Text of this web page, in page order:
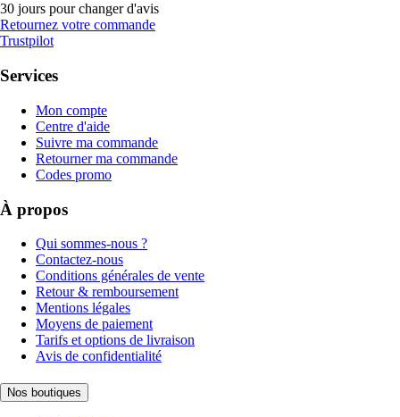
30 jours pour changer d'avis
Retournez votre commande
Trustpilot
Services
Mon compte
Centre d'aide
Suivre ma commande
Retourner ma commande
Codes promo
À propos
Qui sommes-nous ?
Contactez-nous
Conditions générales de vente
Retour & remboursement
Mentions légales
Moyens de paiement
Tarifs et options de livraison
Avis de confidentialité
Nos boutiques